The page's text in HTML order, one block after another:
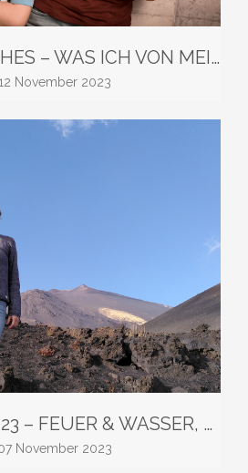
KIDS ALS COACHES – WAS ICH VON MEINEN JUNGS LERNEN KANN
November 2023
BLOGTOBER 2023 – FEUER & WASSER, BERGE & MEER
November 2023